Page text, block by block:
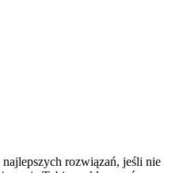
rozwiązań, jeśli nie